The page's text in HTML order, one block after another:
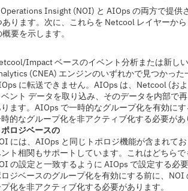
Insight (NOI) と AIOps の両方で提供
あります。次に、これらを Netcool レイヤーか
要を示します。
Impact ベースのイベント分析または新し
(CNEA) エンジンのいずれかで見つかっ
に転送できません。AIOps は、Netcool (お
ント データを取り込み、そのデータを内部で
ます。AIOps で一時的なグループ化を有効に
的なグループ化を非アクティブ化する必要があ
ロジベースの
には、AIOps と同じトポロジ機能が含まれて
ト相関もサポートしています。これはどちら
の設定と一致するように AIOps で設定する必
ジベースのグループ化を有効にする前に、NOI
化を非アクティブ化する必要があります。